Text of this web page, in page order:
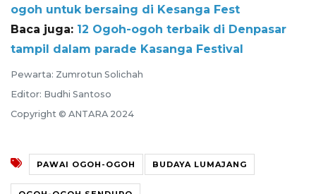
ogoh untuk bersaing di Kesanga Fest
Baca juga: 12 Ogoh-ogoh terbaik di Denpasar
tampil dalam parade Kasanga Festival
Pewarta: Zumrotun Solichah
Editor: Budhi Santoso
Copyright © ANTARA 2024
PAWAI OGOH-OGOH BUDAYA LUMAJANG